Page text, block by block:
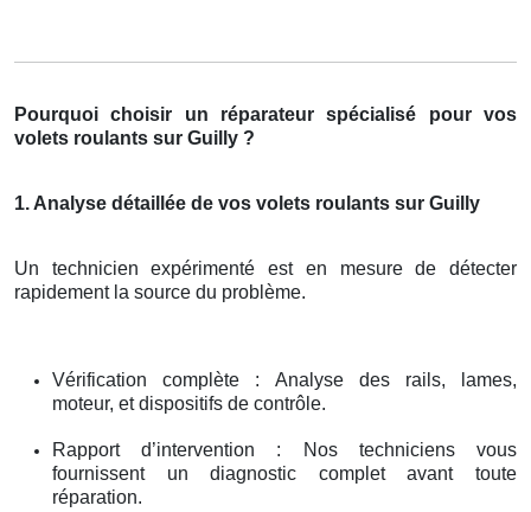
Pourquoi choisir un réparateur spécialisé pour vos
volets roulants sur Guilly ?
1. Analyse détaillée de vos volets roulants sur Guilly
Un technicien expérimenté est en mesure de détecter
rapidement la source du problème.
Vérification complète : Analyse des rails, lames,
moteur, et dispositifs de contrôle.
Rapport d’intervention : Nos techniciens vous
fournissent un diagnostic complet avant toute
réparation.